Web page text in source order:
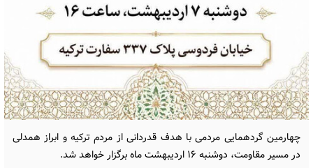
چهارمین گردهمایی مردمی با هدف قدردانی از مردم ترکیه و ابراز همدلی
در مسیر مقاومت، دوشنبه ۱۶ اردیبهشت ماه برگزار خواهد شد.